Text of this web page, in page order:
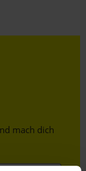
mach dich